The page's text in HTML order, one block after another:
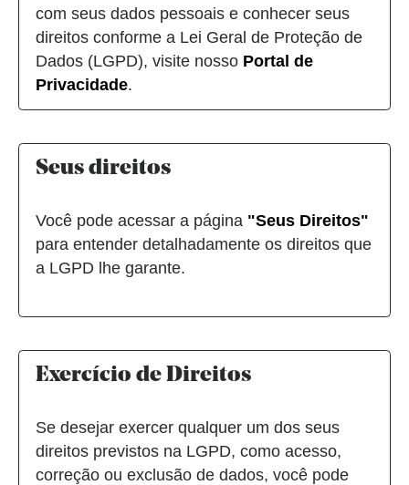
com seus dados pessoais e conhecer seus
direitos conforme a Lei Geral de Proteção de
Dados (LGPD), visite nosso Portal de
Privacidade.
Seus direitos
Você pode acessar a página "Seus Direitos"
para entender detalhadamente os direitos que
a LGPD lhe garante.
Exercício de Direitos
Se desejar exercer qualquer um dos seus
direitos previstos na LGPD, como acesso,
correção ou exclusão de dados, você pode